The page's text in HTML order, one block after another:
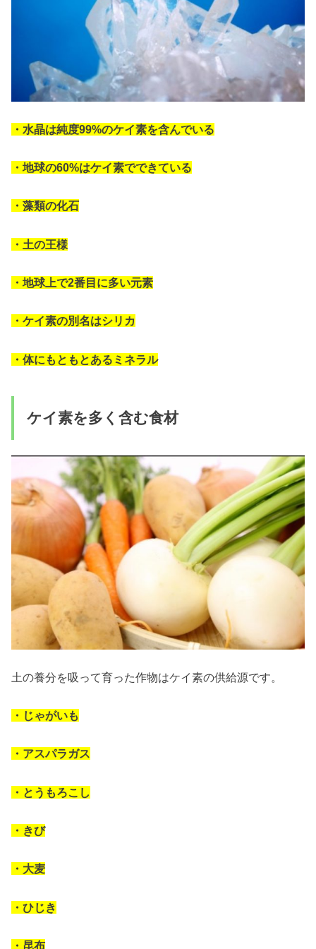
・水晶は純度99%のケイ素を含んでいる
・地球の60%はケイ素でできている
・藻類の化石
・土の王様
・地球上で2番目に多い元素
・ケイ素の別名はシリカ
・体にもともとあるミネラル
ケイ素を多く含む食材
土の養分を吸って育った作物はケイ素の供給源です。
・じゃがいも
・アスパラガス
・とうもろこし
・きび
・大麦
・ひじき
・昆布